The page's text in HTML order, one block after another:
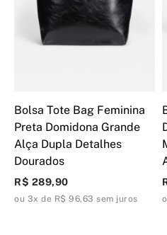
Bolsa Tote Bag Feminina
Preta Domidona Grande
Alça Dupla Detalhes
Dourados
R$ 289,90
ou 3x de R$ 96,63 sem juros